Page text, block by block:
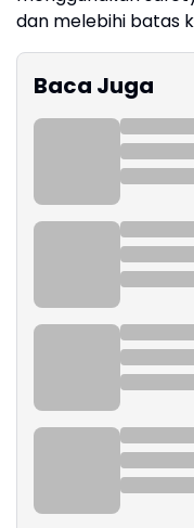
dan melebihi batas
Baca Juga